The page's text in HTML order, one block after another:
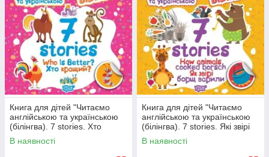
Книга для дітей "Читаємо
англійською та українською
(білінгва). 7 stories. Хто
кращий?" | Торсінг
В наявності
Книга для дітей "Читаємо
англійською та українською
(білінгва). 7 stories. Які звірі
борщ варили" | Торсінг
В наявності